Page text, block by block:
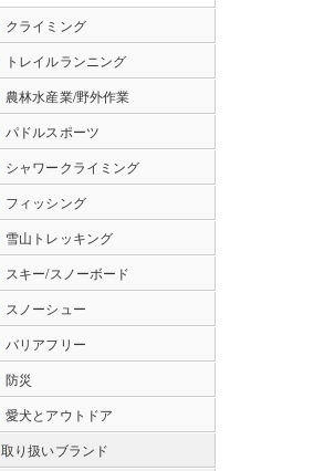
クライミング
トレイルランニング
農林水産業/野外作業
パドルスポーツ
シャワークライミング
フィッシング
雪山トレッキング
スキー/スノーボード
スノーシュー
バリアフリー
防災
愛犬とアウトドア
取り扱いブランド